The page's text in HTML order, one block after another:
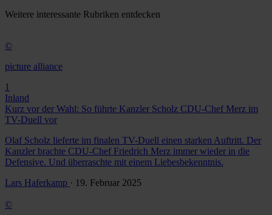
Weitere interessante Rubriken entdecken
©
picture alliance
1
Inland
Kurz vor der Wahl: So führte Kanzler Scholz CDU-Chef Merz im
TV-Duell vor
Olaf Scholz lieferte im finalen TV-Duell einen starken Auftritt. Der
Kanzler brachte CDU-Chef Friedrich Merz immer wieder in die
Defensive. Und überraschte mit einem Liebesbekenntnis.
Lars Haferkamp · 19. Februar 2025
©